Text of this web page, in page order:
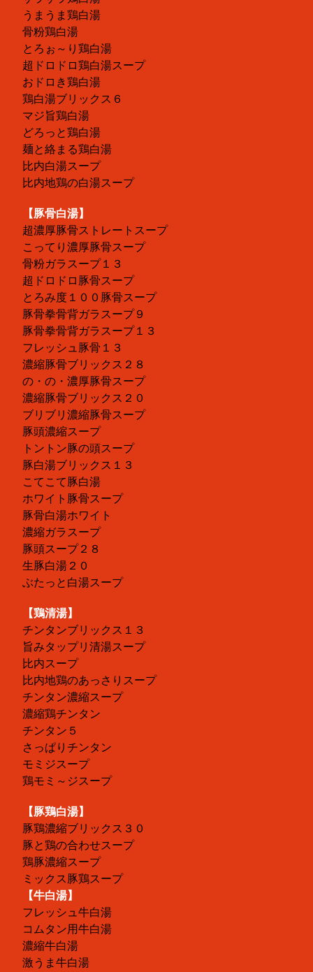
うまうま鶏白湯
骨粉鶏白湯
とろぉ～り鶏白湯
超ドロドロ鶏白湯スープ
おドロき鶏白湯
鶏白湯ブリックス６
マジ旨鶏白湯
どろっと鶏白湯
麺と絡まる鶏白湯
比内白湯スープ
比内地鶏の白湯スープ
【豚骨白湯】
超濃厚豚骨ストレートスープ
こってり濃厚豚骨スープ
骨粉ガラスープ１３
超ドロドロ豚骨スープ
とろみ度１００豚骨スープ
豚骨拳骨背ガラスープ９
豚骨拳骨背ガラスープ１３
フレッシュ豚骨１３
濃縮豚骨ブリックス２８
の・の・濃厚豚骨スープ
濃縮豚骨ブリックス２０
ブリブリ濃縮豚骨スープ
豚頭濃縮スープ
トントン豚の頭スープ
豚白湯ブリックス１３
こてこて豚白湯
ホワイト豚骨スープ
豚骨白湯ホワイト
濃縮ガラスープ
豚頭スープ２８
生豚白湯２０
ぶたっと白湯スープ
【鶏清湯】
チンタンブリックス１３
旨みタップリ清湯スープ
比内スープ
比内地鶏のあっさりスープ
チンタン濃縮スープ
濃縮鶏チンタン
チンタン５
さっぱりチンタン
モミジスープ
鶏モミ～ジスープ
【豚鶏白湯】
豚鶏濃縮ブリックス３０
豚と鶏の合わせスープ
鶏豚濃縮スープ
ミックス豚鶏スープ
【牛白湯】
フレッシュ牛白湯
コムタン用牛白湯
濃縮牛白湯
激うま牛白湯